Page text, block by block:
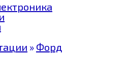
» Форд